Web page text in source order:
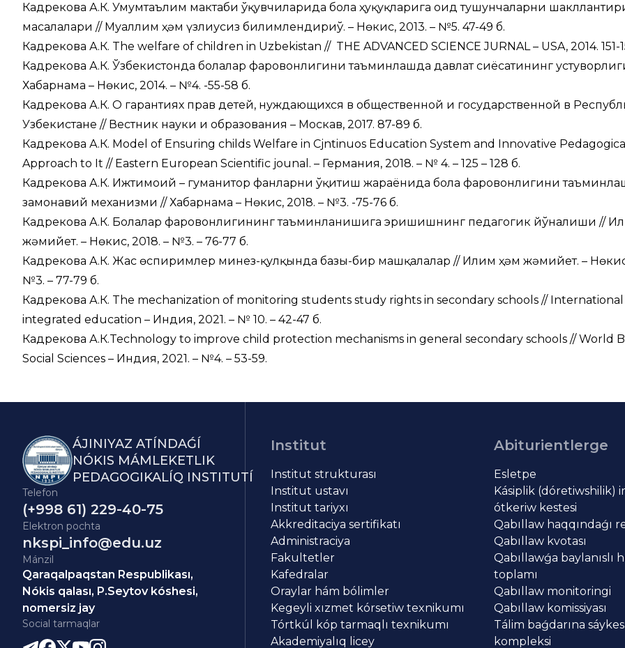
Кадрекова А.К. Умумтаълим мактаби ўқувчиларида бола ҳуқуқларига оид тушунчаларни
масалалари // Муғаллим ҳәм үзлиусиз билимлендириў. – Нөкис, 2013. – №5. 47-49 б.
Кадрекова А.К. The welfare of children in Uzbekistan // THE ADVANCED SCIENCE JURNAL – USA, 2014. 151-
Кадрекова А.К. Ўзбекистонда болалар фаровонлигини таъминлашда давлат сиёсатининг
Хабарнама – Нөкис, 2014. – №4. -55-58 б.
Кадрекова А.К. О гарантиях прав детей, нуждающихся в общественной и государственной в
Узбекистане // Вестник науки и образования – Москав, 2017. 87-89 б.
Кадрекова А.К. Model of Ensuring childs Welfare in Cjntinuos Education System and Innovative Pedagogical
Approach to It // Eastern European Scientific jounal. ­– Германия, 2018. – № 4. – 125 – 128 б.
Кадрекова А.К. Ижтимоий – гуманитор фанларни ўқитиш жараёнида бола фаровонлигини
замонавий механизми // Хабарнама – Нөкис, 2018. – №3. -75-76 б.
Кадрекова А.К. Болалар фаровонлигининг таъминланишига эришишнинг педагогик йўналиши //
жәмийет. – Нөкис, 2018. – №3. – 76-77 б.
Кадрекова А.К. Жас өспиримлер минез-қулқында базы-бир машқалалар // Илим ҳәм жәмийет. –
№3. – 77-79 б.
Кадрекова А.К. The mechanization of monitoring students study rights in secondary schools //
integrated education – Индия, 2021. – № 10. – 42-47 б.
Кадрекова А.К.Technology to improve child protection mechanisms in general secondary schools // World
Social Sciences – Индия, 2021. – №4. – 53-59.
ÁJINIYAZ ATÍNDAǴÍ
NÓKIS MÁMLEKETLIK
PEDAGOGIKALÍQ INSTITUTÍ
Telefon
(+998 61) 229-40-75
Elektron pochta
nkspi_info@edu.uz
Mánzil
Qaraqalpaqstan Respublikası,
Nókis qalası, P.Seytov kóshesi,
nomersiz jay
Social tarmaqlar
Institut
Institut strukturası
Institut ustavı
Institut tariyxı
Akkreditaciya sertifikatı
Administraciya
Fakultetler
Kafedralar
Oraylar hám bólimler
Kegeyli xızmet kórsetiw texnikumı
Tórtkúl kóp tarmaqlı texnikumı
Akademiyalıq licey
Abiturientlerge
Esletpe
Kásiplik (dóretiwshilik)
ótkeriw kestesi
Qabıllaw haqqındaǵı
Qabıllaw kvotası
Qabıllawǵa baylanıslı
toplamı
Qabıllaw monitoringi
Qabıllaw komissiyası
Tálim baǵdarına
kompleksi